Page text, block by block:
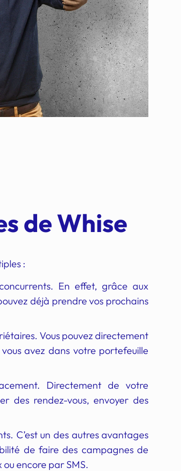
de Whise
:
En effet, grâce aux
déjà prendre vos prochains
Vous pouvez directement
avez dans votre portefeuille
Directement de votre
des rendez-vous, envoyer des
C’est un des autres avantages
de faire des campagnes de
ou encore par SMS.